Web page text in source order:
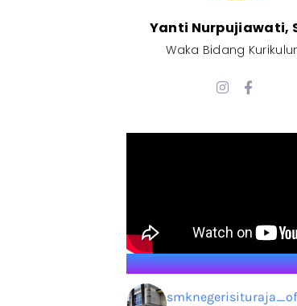
Yanti Nurpujiawati,
Waka Bidang